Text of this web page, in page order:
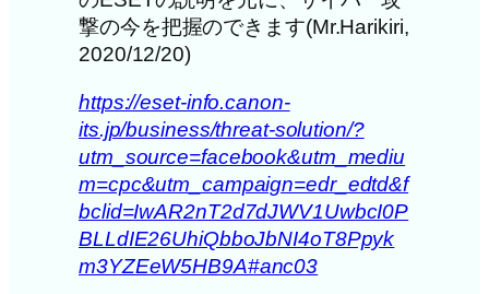
撃の今を把握のできます(Mr.Harikiri,
2020/12/20)
https://eset-info.canon-
its.jp/business/threat-solution/?
utm_source=facebook&utm_mediu
m=cpc&utm_campaign=edr_edtd&f
bclid=IwAR2nT2d7dJWV1UwbcI0P
BLLdIE26UhiQbboJbNI4oT8Ppyk
m3YZEeW5HB9A#anc03